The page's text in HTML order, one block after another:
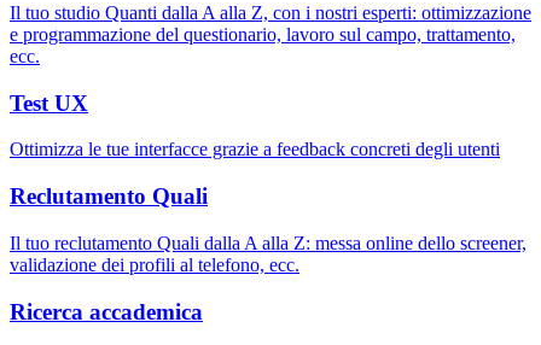
Il tuo studio Quanti dalla A alla Z, con i nostri esperti: ottimizzazione
e programmazione del questionario, lavoro sul campo, trattamento,
ecc.
Test UX
Ottimizza le tue interfacce grazie a feedback concreti degli utenti
Reclutamento Quali
Il tuo reclutamento Quali dalla A alla Z: messa online dello screener,
validazione dei profili al telefono, ecc.
Ricerca accademica